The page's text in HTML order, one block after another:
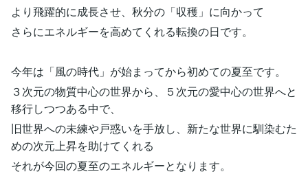
より飛躍的に成長させ、秋分の「収穫」に向かって
さらにエネルギーを高めてくれる転換の日です。
今年は「風の時代」が始まってから初めての夏至です。
３次元の物質中心の世界から、５次元の愛中心の世界へと
移行しつつある中で、
旧世界への未練や戸惑いを手放し、新たな世界に馴染むた
めの次元上昇を助けてくれる
それが今回の夏至のエネルギーとなります。